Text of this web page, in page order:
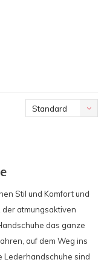
Standard
Stil und Komfort und
der atmungsaktiven
das ganze
auf dem Weg ins
Lederhandschuhe sind